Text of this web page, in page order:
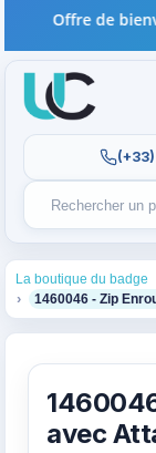
Rechercher
Recherches
Offre de
La boutique du badge
1460046 - Zip
avec